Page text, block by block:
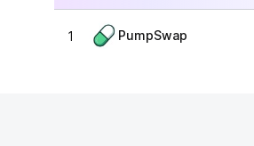
1 PumpSwap